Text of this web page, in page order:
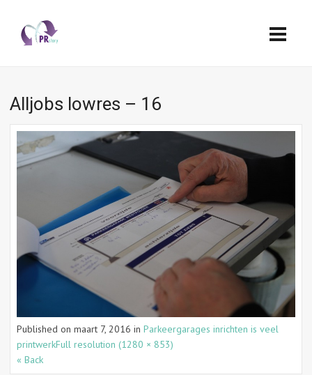
Alljobs lowres – 16
Published on maart 7, 2016 in Parkeergarages inrichten is veel
printwerkFull resolution (1280 × 853)
« Back